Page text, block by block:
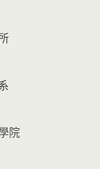
術研究所
設計學系
社會學院